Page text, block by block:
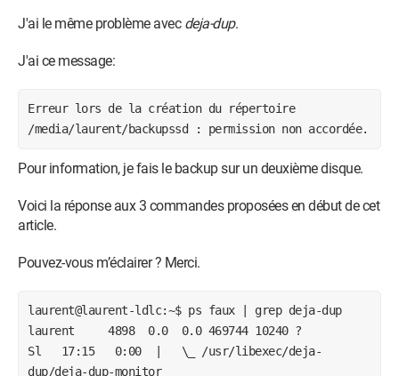
J'ai le même problème avec deja-dup.
J'ai ce message:
Erreur lors de la création du répertoire
/media/laurent/backupssd : permission non accordée.
Pour information, je fais le backup sur un deuxième disque.
Voici la réponse aux 3 commandes proposées en début de cet
article.
Pouvez-vous m’éclairer ? Merci.
laurent@laurent-ldlc:~$ ps faux | grep deja-dup
laurent     4898  0.0  0.0 469744 10240 ?
Sl   17:15   0:00  |   \_ /usr/libexec/deja-
dup/deja-dup-monitor